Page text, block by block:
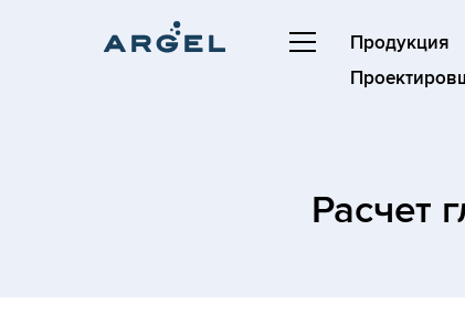
Продукция
Расчет